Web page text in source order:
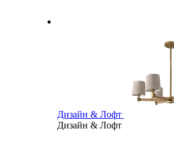
Дизайн & Лофт
Дизайн & Лофт